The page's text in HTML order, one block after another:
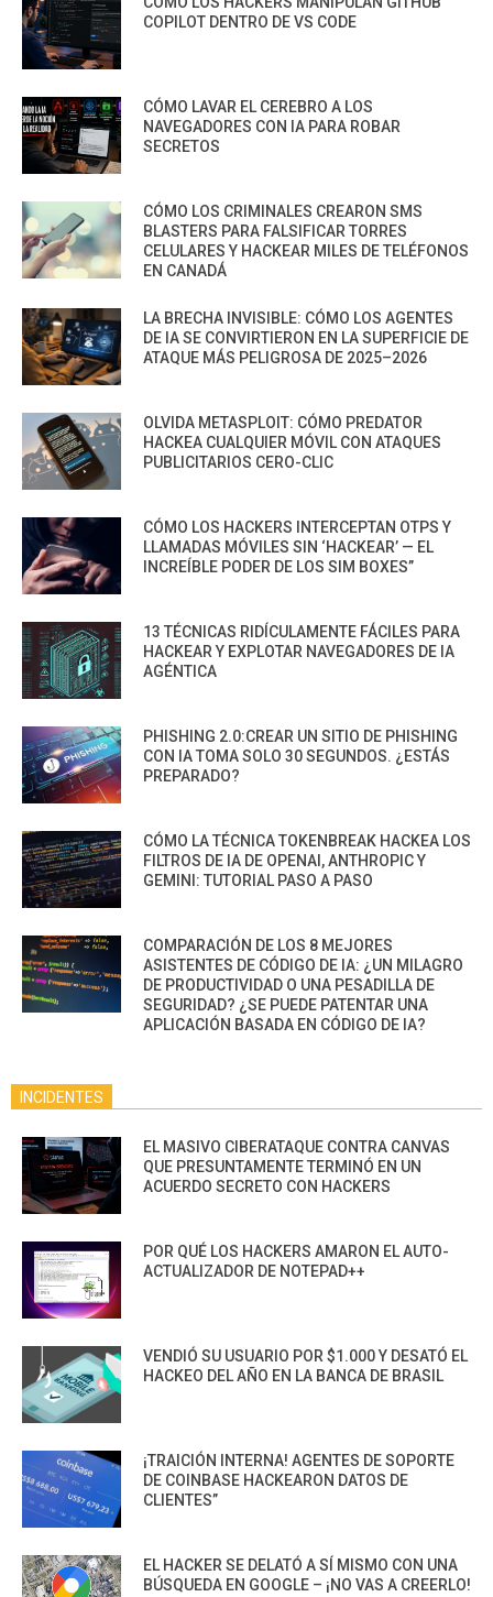
COPILOT DENTRO DE VS CODE
CÓMO LAVAR EL CEREBRO A LOS
NAVEGADORES CON IA PARA ROBAR
SECRETOS
CÓMO LOS CRIMINALES CREARON SMS
BLASTERS PARA FALSIFICAR TORRES
CELULARES Y HACKEAR MILES DE TELÉFONOS
EN CANADÁ
LA BRECHA INVISIBLE: CÓMO LOS AGENTES
DE IA SE CONVIRTIERON EN LA SUPERFICIE DE
ATAQUE MÁS PELIGROSA DE 2025–2026
OLVIDA METASPLOIT: CÓMO PREDATOR
HACKEA CUALQUIER MÓVIL CON ATAQUES
PUBLICITARIOS CERO-CLIC
CÓMO LOS HACKERS INTERCEPTAN OTPS Y
LLAMADAS MÓVILES SIN ‘HACKEAR’ — EL
INCREÍBLE PODER DE LOS SIM BOXES”
13 TÉCNICAS RIDÍCULAMENTE FÁCILES PARA
HACKEAR Y EXPLOTAR NAVEGADORES DE IA
AGÉNTICA
PHISHING 2.0:CREAR UN SITIO DE PHISHING
CON IA TOMA SOLO 30 SEGUNDOS. ¿ESTÁS
PREPARADO?
CÓMO LA TÉCNICA TOKENBREAK HACKEA LOS
FILTROS DE IA DE OPENAI, ANTHROPIC Y
GEMINI: TUTORIAL PASO A PASO
COMPARACIÓN DE LOS 8 MEJORES
ASISTENTES DE CÓDIGO DE IA: ¿UN MILAGRO
DE PRODUCTIVIDAD O UNA PESADILLA DE
SEGURIDAD? ¿SE PUEDE PATENTAR UNA
APLICACIÓN BASADA EN CÓDIGO DE IA?
INCIDENTES
EL MASIVO CIBERATAQUE CONTRA CANVAS
QUE PRESUNTAMENTE TERMINÓ EN UN
ACUERDO SECRETO CON HACKERS
POR QUÉ LOS HACKERS AMARON EL AUTO-
ACTUALIZADOR DE NOTEPAD++
VENDIÓ SU USUARIO POR $1.000 Y DESATÓ EL
HACKEO DEL AÑO EN LA BANCA DE BRASIL
¡TRAICIÓN INTERNA! AGENTES DE SOPORTE
DE COINBASE HACKEARON DATOS DE
CLIENTES”
EL HACKER SE DELATÓ A SÍ MISMO CON UNA
BÚSQUEDA EN GOOGLE – ¡NO VAS A CREERLO!